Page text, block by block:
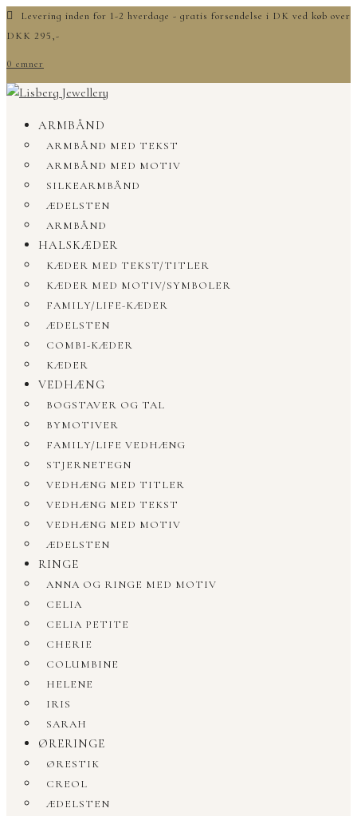
Levering inden for 1-2 hverdage - gratis forsendelse i DK ved køb over
DKK 295,-
0 emner
ARMBÅND
ARMBÅND MED TEKST
ARMBÅND MED MOTIV
SILKEARMBÅND
ÆDELSTEN
ARMBÅND
HALSKÆDER
KÆDER MED TEKST/TITLER
KÆDER MED MOTIV/SYMBOLER
FAMILY/LIFE-KÆDER
ÆDELSTEN
COMBI-KÆDER
KÆDER
VEDHÆNG
BOGSTAVER OG TAL
BYMOTIVER
FAMILY/LIFE VEDHÆNG
STJERNETEGN
VEDHÆNG MED TITLER
VEDHÆNG MED TEKST
VEDHÆNG MED MOTIV
ÆDELSTEN
RINGE
ANNA OG RINGE MED MOTIV
CELIA
CELIA PETITE
CHERIE
COLUMBINE
HELENE
IRIS
SARAH
ØRERINGE
ØRESTIK
CREOL
ÆDELSTEN